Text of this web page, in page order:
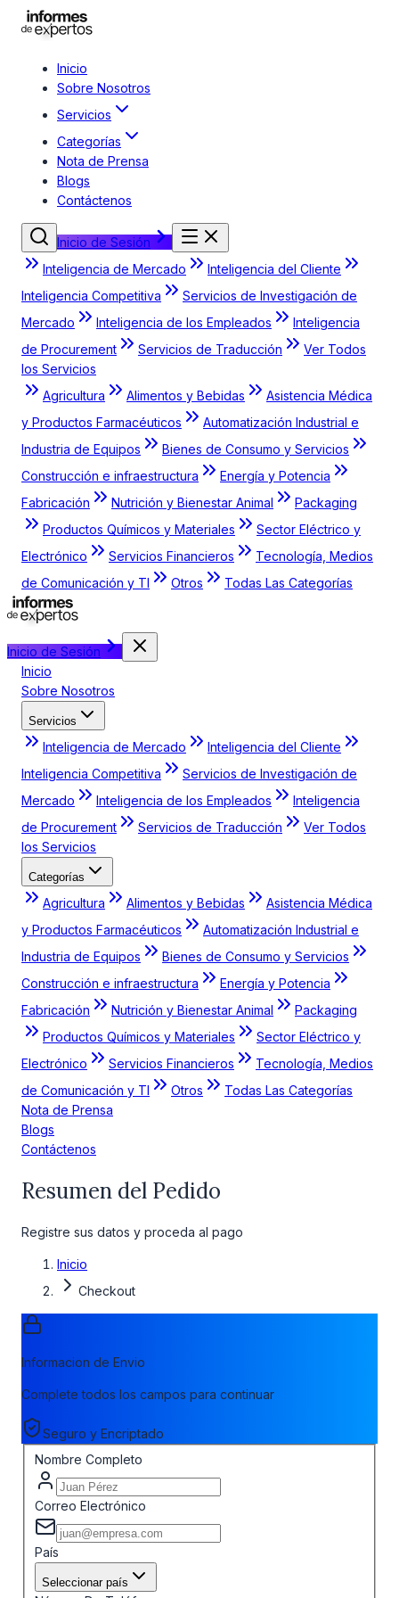
Inicio
Sobre Nosotros
Servicios
Categorías
Nota de Prensa
Blogs
Contáctenos
Inicio de Sesión
Inteligencia de Mercado
Inteligencia del Cliente
Inteligencia Competitiva
Servicios de Investigación de
Mercado
Inteligencia de los Empleados
Inteligencia
de Procurement
Servicios de Traducción
Ver Todos
los Servicios
Agricultura
Alimentos y Bebidas
Asistencia Médica
y Productos Farmacéuticos
Automatización Industrial e
Industria de Equipos
Bienes de Consumo y Servicios
Construcción e infraestructura
Energía y Potencia
Fabricación
Nutrición y Bienestar Animal
Packaging
Productos Químicos y Materiales
Sector Eléctrico y
Electrónico
Servicios Financieros
Tecnología, Medios
de Comunicación y TI
Otros Todas Las Categorías
Inicio de Sesión
Inicio
Sobre Nosotros
Servicios
Inteligencia de Mercado
Inteligencia del Cliente
Inteligencia Competitiva
Servicios de Investigación de
Mercado
Inteligencia de los Empleados
Inteligencia
de Procurement
Servicios de Traducción
Ver Todos
los Servicios
Categorías
Agricultura Alimentos y Bebidas
Asistencia Médica
y Productos Farmacéuticos
Automatización Industrial e
Industria de Equipos
Bienes de Consumo y Servicios
Construcción e infraestructura
Energía y Potencia
Fabricación
Nutrición y Bienestar Animal
Packaging
Productos Químicos y Materiales
Sector Eléctrico y
Electrónico
Servicios Financieros
Tecnología, Medios
de Comunicación y TI
Otros
Todas Las Categorías
Nota de Prensa
Blogs
Contáctenos
Resumen del Pedido
Registre sus datos y proceda al pago
Inicio
Checkout
Informacion de Envio
Complete todos los campos para continuar
Seguro y Encriptado
Nombre Completo
Correo Electrónico
País
Seleccionar país